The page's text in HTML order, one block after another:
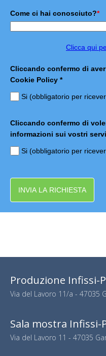
Come ci hai conosciuto?*
Clicca qui
Cliccando confermo di
Cookie Policy *
Si (obbligatorio per
Cliccando confermo di
informazioni sui vostri
Si (obbligatorio per
INVIA LA RICHIESTA
Produzione Infissi-
Via del Lavoro 11/a - 47035
Sala mostra Infissi-
Via del Lavoro 11 - 47035